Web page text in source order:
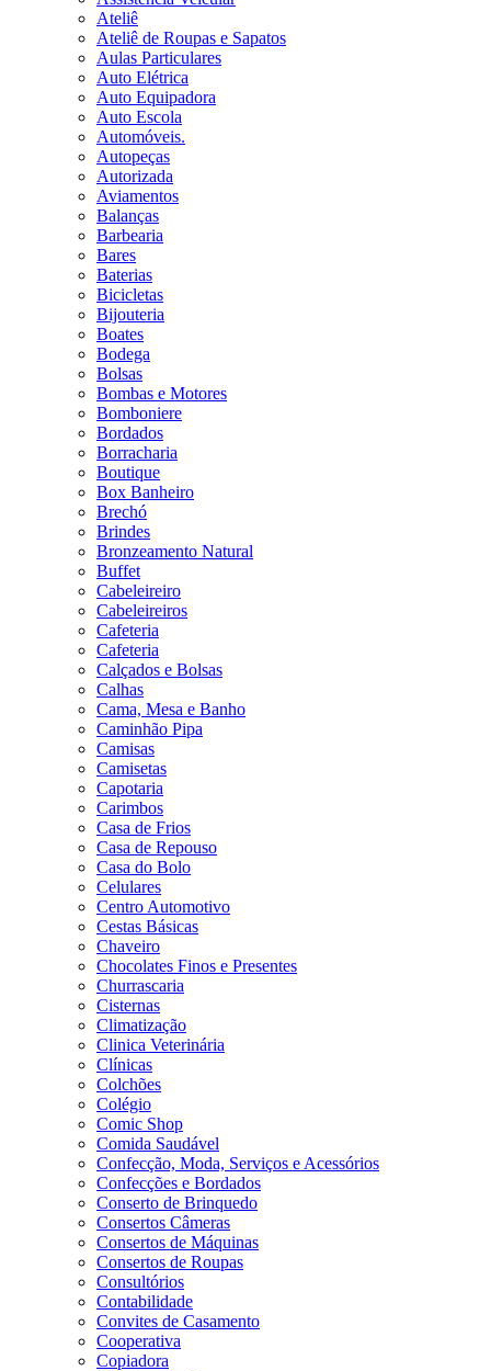
Ateliê
Ateliê de Roupas e Sapatos
Aulas Particulares
Auto Elétrica
Auto Equipadora
Auto Escola
Automóveis.
Autopeças
Autorizada
Aviamentos
Balanças
Barbearia
Bares
Baterias
Bicicletas
Bijouteria
Boates
Bodega
Bolsas
Bombas e Motores
Bomboniere
Bordados
Borracharia
Boutique
Box Banheiro
Brechó
Brindes
Bronzeamento Natural
Buffet
Cabeleireiro
Cabeleireiros
Cafeteria
Cafeteria
Calçados e Bolsas
Calhas
Cama, Mesa e Banho
Caminhão Pipa
Camisas
Camisetas
Capotaria
Carimbos
Casa de Frios
Casa de Repouso
Casa do Bolo
Celulares
Centro Automotivo
Cestas Básicas
Chaveiro
Chocolates Finos e Presentes
Churrascaria
Cisternas
Climatização
Clinica Veterinária
Clínicas
Colchões
Colégio
Comic Shop
Comida Saudável
Confecção, Moda, Serviços e Acessórios
Confecções e Bordados
Conserto de Brinquedo
Consertos Câmeras
Consertos de Máquinas
Consertos de Roupas
Consultórios
Contabilidade
Convites de Casamento
Cooperativa
Copiadora